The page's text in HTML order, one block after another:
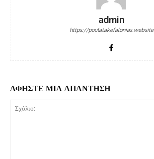
admin
https://poulatakefalonias.website
ΑΦΗΣΤΕ ΜΙΑ ΑΠΑΝΤΗΣΗ